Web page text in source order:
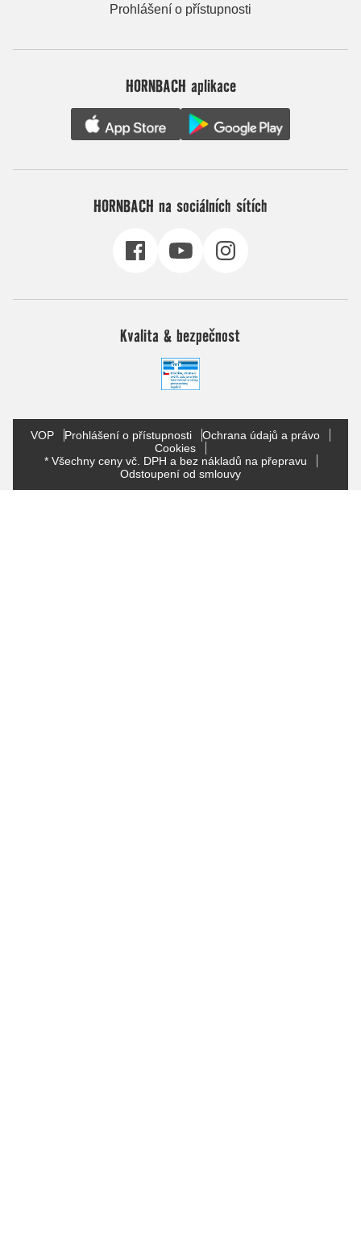
Prohlášení o přístupnosti
HORNBACH aplikace
HORNBACH na sociálních sítích
Kvalita & bezpečnost
VOP Prohlášení o přístupnosti
Ochrana údajů a právo
Cookies
* Všechny ceny vč. DPH a bez nákladů na přepravu
Odstoupení od smlouvy